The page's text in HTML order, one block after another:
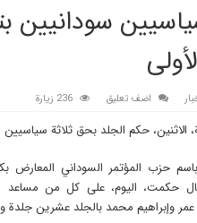
سودانيين
اضف تعليق 236 زيارة
حكم الجلد بحق ثلاثة سياسيين
حزب المؤتمر السوداني المعارض
حكمت، اليوم، على كل من مساعد
عمر وإبراهيم محمد بالجلد عشرين جلدة